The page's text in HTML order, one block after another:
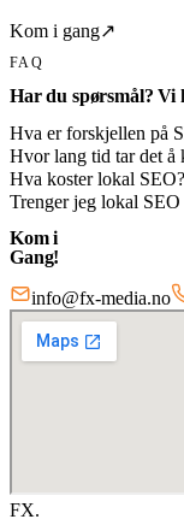
Kom i gang↗
FAQ
Har du spørsmål? Vi
Hva er forskjellen på
Hvor lang tid tar det å
Hva koster lokal SEO?
Trenger jeg lokal SEO
Kom i
Gang!
info@fx-media.no
FX.